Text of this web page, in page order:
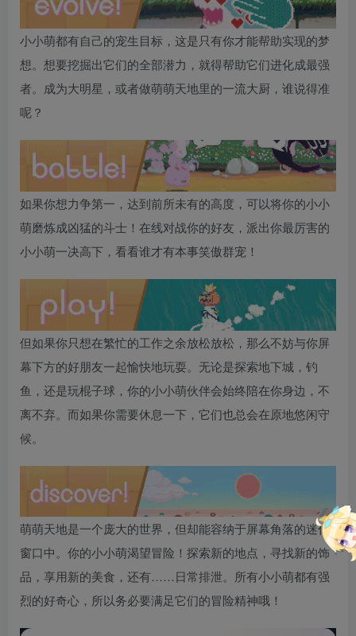
小小萌都有自己的宠生目标，这是只有你才能帮助实现的梦
想。想要挖掘出它们的全部潜力，就得帮助它们进化成最强
者。成为大明星，或者做萌萌天地里的一流大厨，谁说得准
呢？
如果你想力争第一，达到前所未有的高度，可以将你的小小
萌磨炼成凶猛的斗士！在线对战你的好友，派出你最厉害的
小小萌一决高下，看看谁才有本事笑傲群宠！
但如果你只想在繁忙的工作之余放松放松，那么不妨与你屏
幕下方的好朋友一起愉快地玩耍。无论是探索地下城，钓
鱼，还是玩棍子球，你的小小萌伙伴会始终陪在你身边，不
离不弃。而如果你需要休息一下，它们也总会在原地悠闲守
候。
萌萌天地是一个庞大的世界，但却能容纳于屏幕角落的迷你
窗口中。你的小小萌渴望冒险！探索新的地点，寻找新的饰
品，享用新的美食，还有……日常排泄。所有小小萌都有强
烈的好奇心，所以务必要满足它们的冒险精神哦！